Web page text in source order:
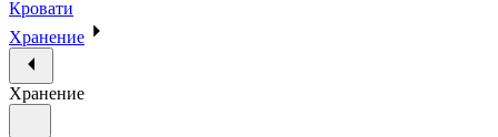
Кровати
Хранение
Хранение